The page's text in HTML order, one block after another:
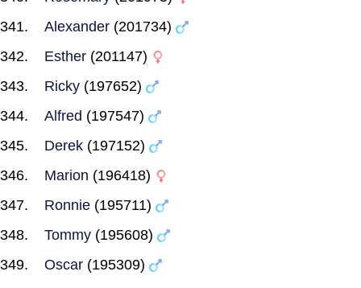
Alexander (201734)
Esther (201147)
Ricky (197652)
Alfred (197547)
Derek (197152)
Marion (196418)
Ronnie (195711)
Tommy (195608)
Oscar (195309)